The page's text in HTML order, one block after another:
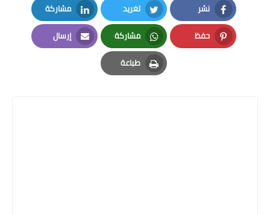
نشر
Facebook
تغريد
Twitter
مشاركة
LinkedIn
حفظ
Pinterest
مشاركة
Whatsapp
إرسال
Email
طباعة
Print